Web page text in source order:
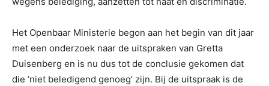
Het Openbaar Ministerie begon aan het begin van dit jaar
met een onderzoek naar de uitspraken van Gretta
Duisenberg en is nu dus tot de conclusie gekomen dat
die ‘niet beledigend genoeg’ zijn. Bij de uitspraak is de